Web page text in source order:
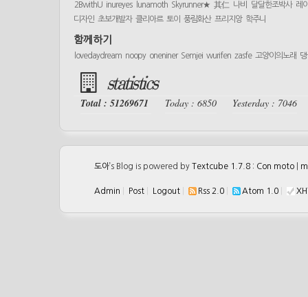
2BwithU inureyes lunamoth Skyrunner★ 其仁 나비 달달한조박사 레
디자인 초보개발자 클리아르 토이 풍림화산 프리지앙 학주니
함께하기
lovedaydream noopy oneniner Semjei wurifen zasfe 고양이의노래
statistics
Total : 51269671 Today : 6850 Yesterday : 7046
도아’s Blog is powered by Textcube 1.7.8 : Con moto
Admin Post Logout Rss 2.0 Atom 1.0